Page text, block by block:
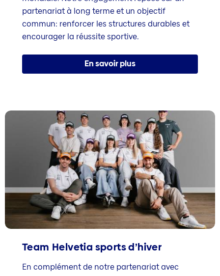
partenariat à long terme et un objectif
commun: renforcer les structures durables et
encourager la réussite sportive.
En savoir plus
Team Helvetia sports d’hiver
En complément de notre partenariat avec